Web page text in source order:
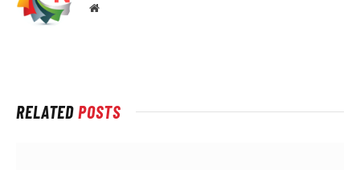
Local
RELATEDPOSTS